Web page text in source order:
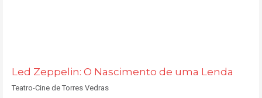
Led Zeppelin: O Nascimento de uma Lenda
Teatro-Cine de Torres Vedras